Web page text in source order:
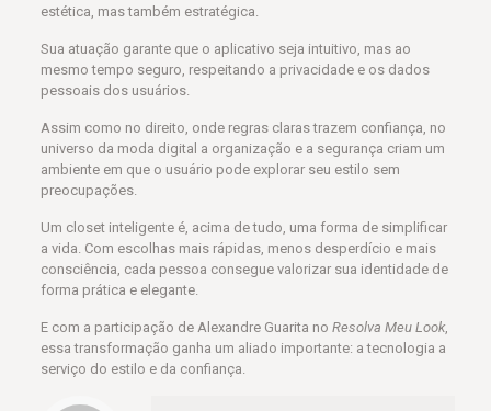
estética, mas também estratégica.
Sua atuação garante que o aplicativo seja intuitivo, mas ao
mesmo tempo seguro, respeitando a privacidade e os dados
pessoais dos usuários.
Assim como no direito, onde regras claras trazem confiança, no
universo da moda digital a organização e a segurança criam um
ambiente em que o usuário pode explorar seu estilo sem
preocupações.
Um closet inteligente é, acima de tudo, uma forma de simplificar
a vida. Com escolhas mais rápidas, menos desperdício e mais
consciência, cada pessoa consegue valorizar sua identidade de
forma prática e elegante.
E com a participação de Alexandre Guarita no Resolva Meu Look,
essa transformação ganha um aliado importante: a tecnologia a
serviço do estilo e da confiança.